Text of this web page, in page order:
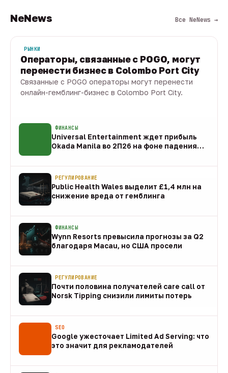
NeNews Все NeNews →
РЫНКИ
Операторы, связанные с POGO, могут
перенести бизнес в Colombo Port City
Связанные с POGO операторы могут перенести
онлайн-гемблинг-бизнес в Colombo Port City.
ФИНАНСЫ
Universal Entertainment ждет прибыль
Okada Manila во 2П26 на фоне падения
РЕГУЛИРОВАНИЕ
Public Health Wales выделит £1,4 млн на
снижение вреда от гемблинга
ФИНАНСЫ
Wynn Resorts превысила прогнозы за Q2
благодаря Macau, но США просели
РЕГУЛИРОВАНИЕ
Почти половина получателей care call от
Norsk Tipping снизили лимиты потерь
SEO
Google ужесточает Limited Ad Serving: что
это значит для рекламодателей